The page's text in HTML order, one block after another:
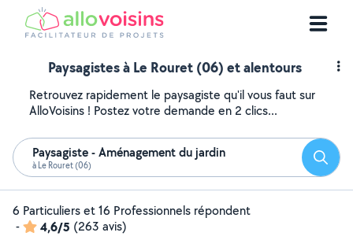
Paysagistes à Le Rouret (06) et alentours
Retrouvez rapidement le paysagiste qu'il vous faut sur
AlloVoisins ! Postez votre demande en 2 clics...
Paysagiste - Aménagement du jardin
à Le Rouret (06)
6 Particuliers et 16 Professionnels répondent
-
4,6/5 (263 avis)